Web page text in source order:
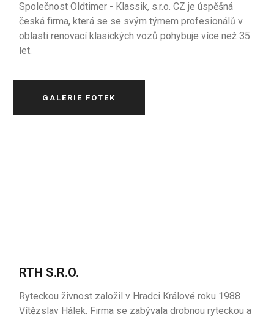
Společnost Oldtimer - Klassik, s.r.o. CZ je úspěšná
česká firma, která se se svým týmem profesionálů v
oblasti renovací klasických vozů pohybuje více než 35
let.
GALERIE FOTEK
RTH S.R.O.
Ryteckou živnost založil v Hradci Králové roku 1988
Vítězslav Hálek. Firma se zabývala drobnou ryteckou a